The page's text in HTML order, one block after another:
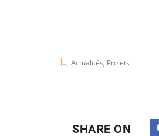
Actualités, Projets
SHARE ON